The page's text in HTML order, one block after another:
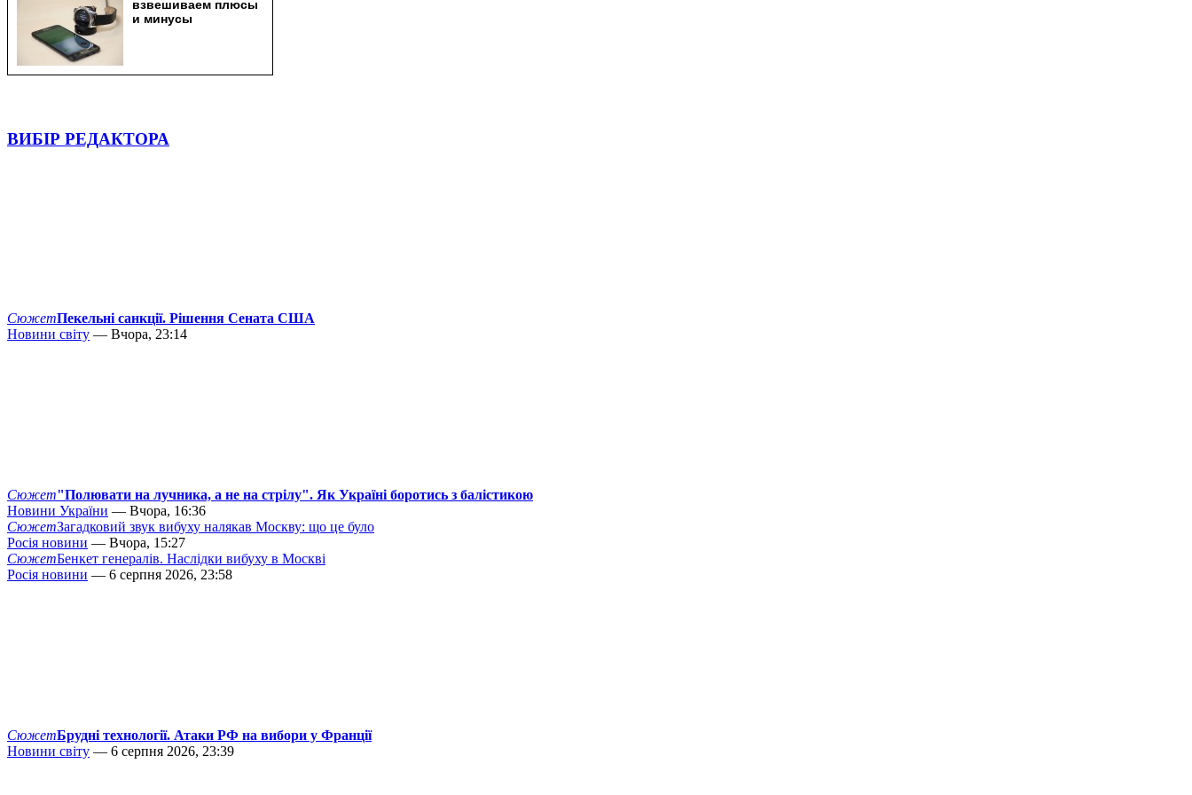
ВИБІР РЕДАКТОРА
СюжетПекельні санкції. Рішення Сената США
Новини світу — Вчора, 23:14
Сюжет"Полювати на лучника, а не на стрілу". Як Україні боротись з балістикою
Новини України — Вчора, 16:36
СюжетЗагадковий звук вибуху налякав Москву: що це було
Росія новини — Вчора, 15:27
СюжетБенкет генералів. Наслідки вибуху в Москві
Росія новини — 6 серпня 2026, 23:58
СюжетБрудні технології. Атаки РФ на вибори у Франції
Новини світу — 6 серпня 2026, 23:39